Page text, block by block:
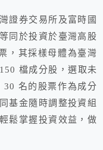
證券交易所及富時國
同於投資於臺灣高股
，其採樣母體為臺灣
檔成分股，選取未
30 名的股票作為成分
基金隨時調整投資組
鬆掌握投資效益，做